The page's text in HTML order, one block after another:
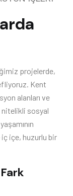
projelerde,
Kent
alanları ve
nitelikli sosyal
içe, huzurlu bir